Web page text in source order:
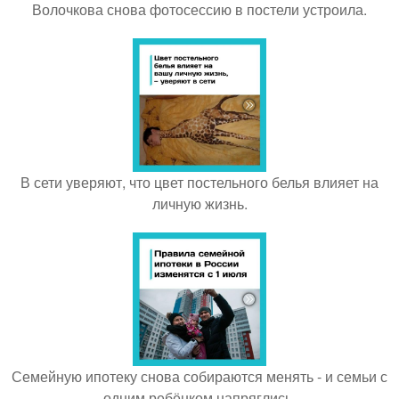
Волочкова снова фотосессию в постели устроила.
В сети уверяют, что цвет постельного белья влияет на
личную жизнь.
Семейную ипотеку снова собираются менять - и семьи с